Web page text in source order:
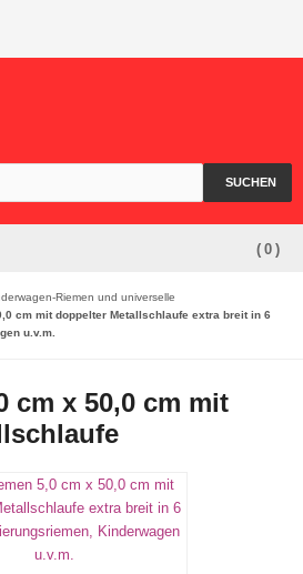
SUCHEN
( 0 )
Riemen und universelle
cm mit doppelter Metallschlaufe extra breit in 6
u.v.m.
cm x 50,0 cm mit